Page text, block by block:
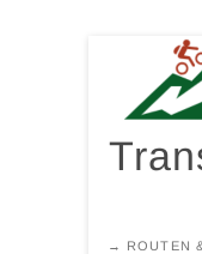
springen
→ ROUTEN